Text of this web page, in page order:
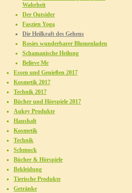
Wahrheit
Der Outsider
Faszien Yoga
Die Heilkraft des Gehens
Rosies wunderbarer Blumenladen
Schamanische Heilung
Believe Me
Essen und Genießen 2017
Kosmetik 2017
Technik 2017
Bücher und Hörspiele 2017
Aukey Produkte
Haushalt
Kosmetik
Technik
Schmuck
Bücher & Hörspiele
Bekleidung
Tierische Produkte
Getränke